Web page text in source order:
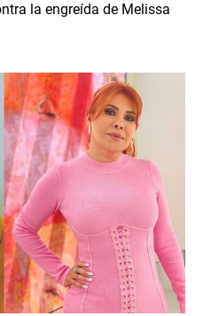
la engreída de Melissa